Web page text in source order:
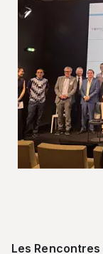
Les Rencontres